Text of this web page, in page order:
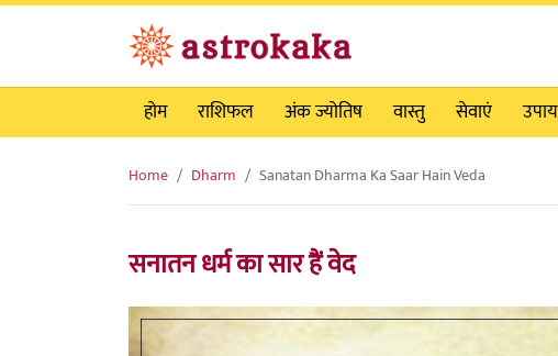
होम
राशिफल अंक ज्योतिष वास्तु सेवाएं उपाय
Home Dharm Sanatan Dharma Ka Saar Hain Veda
सनातन धर्म का सार हैं वेद